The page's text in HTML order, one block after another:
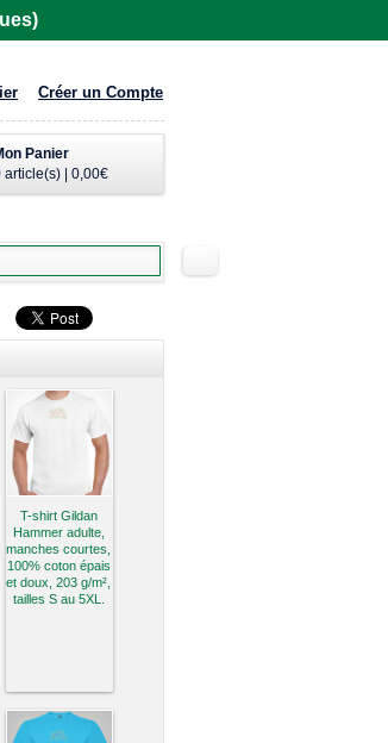
Créer un Compte
Panier
article(s)
0,00€
T-shirt Gildan
Hammer adulte,
manches courtes,
100% coton épais
et doux, 203 g/m²,
tailles S au 5XL.